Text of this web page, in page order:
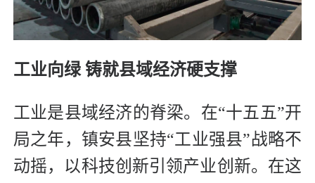
工业向绿 铸就县域经济硬支撑
工业是县域经济的脊梁。在“十五五”开
局之年，镇安县坚持“工业强县”战略不
动摇，以科技创新引领产业创新。在这